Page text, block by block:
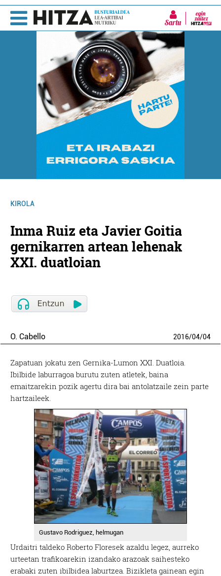
Sartu
KIROLA
Inma Ruiz eta Javier Goitia
gernikarren artean lehenak
XXI. duatloian
O. Cabello 2016/04/04
Zapatuan jokatu zen Gernika-Lumon XXI. Duatloia.
Ibilbide laburragoa burutu zuten atletek, baina
emaitzarekin pozik agertu dira bai antolatzaile zein parte
hartzaileek.
Gustavo Rodriguez, helmugan
Urdaitri taldeko Roberto Floresek azaldu legez, aurreko
urteetan trafikoarekin izandako arazoak saihesteko
erabaki zuten ibilbidea laburtzea. Bizikleta gainean egin